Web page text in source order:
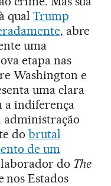
qual Trump
, abre
uma
etapa nas
Washington e
uma clara
a indiferença
administração
do brutal
de um
do The
nos Estados